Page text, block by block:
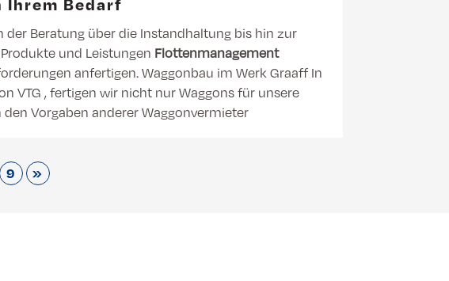
Beratung über die Instandhaltung bis hin zur
und Leistungen Flottenmanagement
anfertigen. Waggonbau im Werk Graaff In
VTG , fertigen wir nicht nur Waggons für unsere
Vorgaben anderer Waggonvermieter
9 »